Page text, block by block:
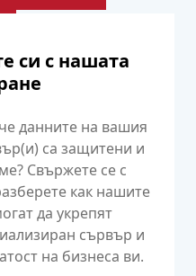
си с нашата
данните на вашия
са защитени и
Свържете се с
как нашите
да укрепят
сървър и
на бизнеса ви.